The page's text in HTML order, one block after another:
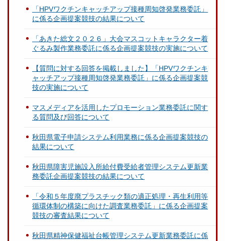
「HPVワクチンキャッチアップ接種周知啓発業務委託」
に係る企画提案競技の結果について
「あきた総文２０２６」大会マスコットキャラクター着
ぐるみ製作業務委託に係る企画提案競技の実施について
【質問に対する回答を掲載しました】「HPVワクチンキ
ャッチアップ接種周知啓発業務委託」に係る企画提案競
技の実施について
マスメディアを活用したプロモーション業務委託に関す
る質問及び回答について
秋田県電子申請システム利用業務に係る企画提案競技の
結果について
秋田県障害児施設入所給付費受給者管理システム更新業
務委託企画提案競技の結果について
「令和５年度廃プラスチック類の適正処理・再生利用等
循環体制の構築に向けた調査業務委託」に係る企画提案
競技の審査結果について
秋田県精神保健福祉台帳管理システム更新業務委託に係